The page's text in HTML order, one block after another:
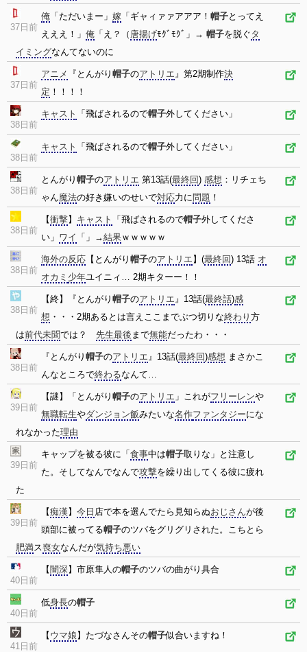
37日前
俺 「ただいまー」 嫁 「ギャィァァアアア！ 帽子とってえ
えええ！」 俺 「え？（ 唐揚げﾓｸﾞﾓｸﾞ」→ 帽子を脱ぐタ
イミングなんてないのに
37日前
アニメ 『とんがり 帽子のアトリエ』第2期制作決
定 ！！！！
38日前
キャスト 「飛ばされるので帽子外してください」
38日前
キャスト 「飛ばされるので帽子外してください」
38日前
とんがり 帽子のアトリエ 第13話(最終回) 感想 ：リチェち
ゃん魔法の好き嫌いのせいで対応力に問題 ！
38日前
【衝撃】 キャスト 「飛ばされるので帽子外してくださ
い」 ワイ 「」→結果ｗｗｗｗｗ
38日前
海外の反応 【とんがり 帽子のアトリエ 】(最終回) 13話 オ
オカミ 少年ユイニィ… 2期キターー！！
38日前
【終】『とんがり 帽子のアトリエ』13話(最終話)感
想 ・・・2期あるとは言えここまでぶつ切りな終わり 方
は前代未聞では？ 先生最後 まで無能だったわ・・・
38日前
『とんがり 帽子のアトリエ』13話(最終回)感想 まさかこ
んなところで終わるなんて…
39日前
【謎】「とんがり 帽子のアトリエ 」これがフリーレンや
無職転生やダンジョン飯みたいな名作ファンタジーにな
れなかった理由
39日前
キャップを被る彼に「 食事中は帽子取りな」と注意し
た。そしてなんでなんで攻撃を繰り出してくる彼に疲れ
た
39日前
【痴漢 】 今日 店で本を選んでたら見知らぬおじさんが後
頭部に被ってる帽子のツバをグリグリされた。こちとら
肥満ス喪女なんだが気持ち悪い
40日前
【 闇深】市原隼人の帽子のツバの曲がり具合
40日前
低身長の帽子
41日前
【 ウマ娘 】たづなさんその帽子似合いますね！